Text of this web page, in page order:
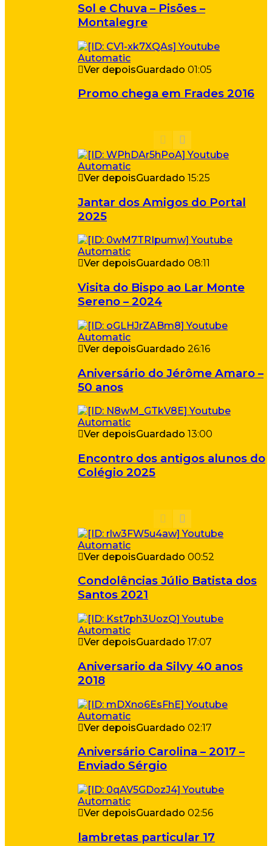
Sol e Chuva – Pisões –
Montalegre
Ver depoisGuardado 01:05
Promo chega em Frades 2016
Ver depoisGuardado 15:25
Jantar dos Amigos do Portal
2025
Ver depoisGuardado 08:11
Visita do Bispo ao Lar Monte
Sereno – 2024
Ver depoisGuardado 26:16
Aniversário do Jérôme Amaro –
50 anos
Ver depoisGuardado 13:00
Encontro dos antigos alunos do
Colégio 2025
Ver depoisGuardado 00:52
Condolências Júlio Batista dos
Santos 2021
Ver depoisGuardado 17:07
Aniversario da Silvy 40 anos
2018
Ver depoisGuardado 02:17
Aniversário Carolina – 2017 –
Enviado Sérgio
Ver depoisGuardado 02:56
lambretas particular 17